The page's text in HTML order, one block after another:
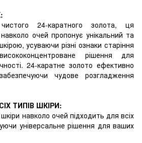
24-каратного золота, ця
очей пропонує унікальний та
усуваючи різні ознаки старіння
рішення для
24-каратне золото ефективно
чудове розгладження
ТИПІВ ШКІРИ:
навколо очей підходить для всіх
універсальне рішення для ваших